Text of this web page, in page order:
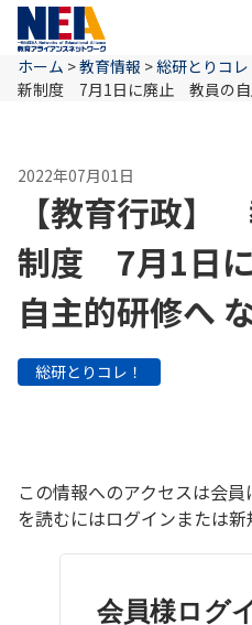
ホーム
NEAとは
教育情報
お問い合わせ
ホーム >教育情報 >総研とりコレ
新制度 7月1日に廃止 教員の自
2022年07月01日
【教育行政】
制度 7月1日
自主的研修へ
総研とりコレ！
この情報へのアクセスは会
を読むにはログインまたは新
会員様ログ